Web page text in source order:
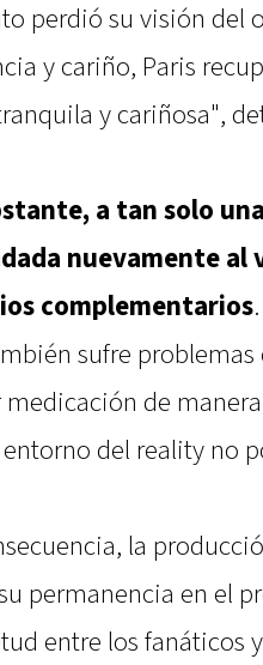
perdió su visión del
y cariño, Paris
y cariñosa",
a tan solo
nuevamente
complementarios
sufre problemas
de
del reality no
la
permanencia en el
entre los fanáticos